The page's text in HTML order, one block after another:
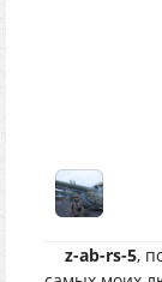
z-ab-rs-5,